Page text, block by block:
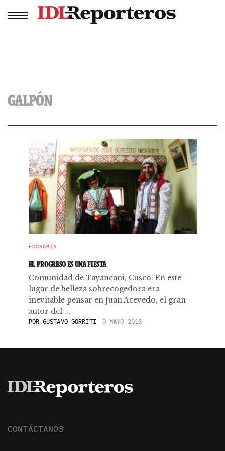
GALPÓN
ECONOMÍA
EL PROGRESO ES UNA FIESTA
Comunidad de Tayancani, Cusco: En este
lugar de belleza sobrecogedora era
inevitable pensar en Juan Acevedo, el gran
autor del ...
POR GUSTAVO GORRITI 9 MAYO 2013
CONTÁCTANOS